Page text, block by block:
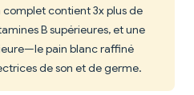
complet contient 3x plus de
B supérieures, et une
pain blanc raffiné
de son et de germe.